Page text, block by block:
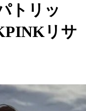
トリッ
リサ